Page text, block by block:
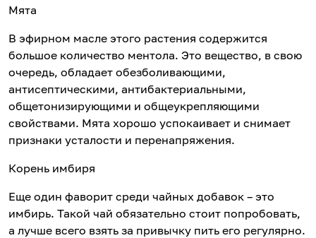
Мята
В эфирном масле этого растения содержится
большое количество ментола. Это вещество, в свою
очередь, обладает обезболивающими,
антисептическими, антибактериальными,
общетонизирующими и общеукрепляющими
свойствами. Мята хорошо успокаивает и снимает
признаки усталости и перенапряжения.
Корень имбиря
Еще один фаворит среди чайных добавок – это
имбирь. Такой чай обязательно стоит попробовать,
а лучше всего взять за привычку пить его регулярно.